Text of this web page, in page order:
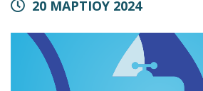
20 ΜΑΡΤΙΟΥ 2024